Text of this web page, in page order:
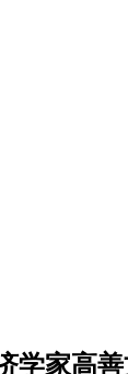
学家高